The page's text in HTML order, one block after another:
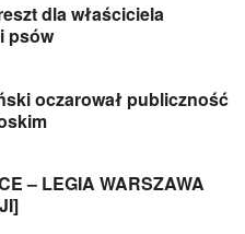
dla właściciela
psów
oczarował publiczność
– LEGIA WARSZAWA